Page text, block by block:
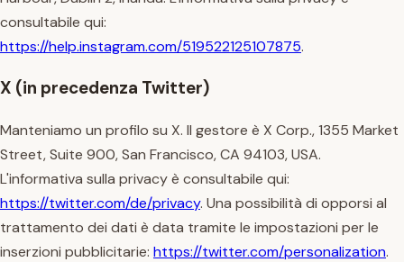
consultabile qui:
https://help.instagram.com/519522125107875.
X (in precedenza Twitter)
Manteniamo un profilo su X. Il gestore è X Corp., 1355 Market
Street, Suite 900, San Francisco, CA 94103, USA.
L'informativa sulla privacy è consultabile qui:
https://twitter.com/de/privacy. Una possibilità di opporsi al
trattamento dei dati è data tramite le impostazioni per le
inserzioni pubblicitarie: https://twitter.com/personalization.